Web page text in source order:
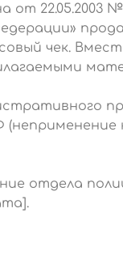
от
чек.
отдела